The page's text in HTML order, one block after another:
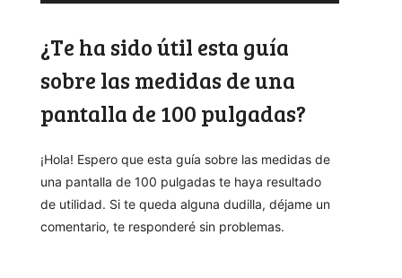
¿Te ha sido útil esta guía
sobre las medidas de una
pantalla de 100 pulgadas?
¡Hola! Espero que esta guía sobre las medidas de
una pantalla de 100 pulgadas te haya resultado
de utilidad. Si te queda alguna dudilla, déjame un
comentario, te responderé sin problemas.